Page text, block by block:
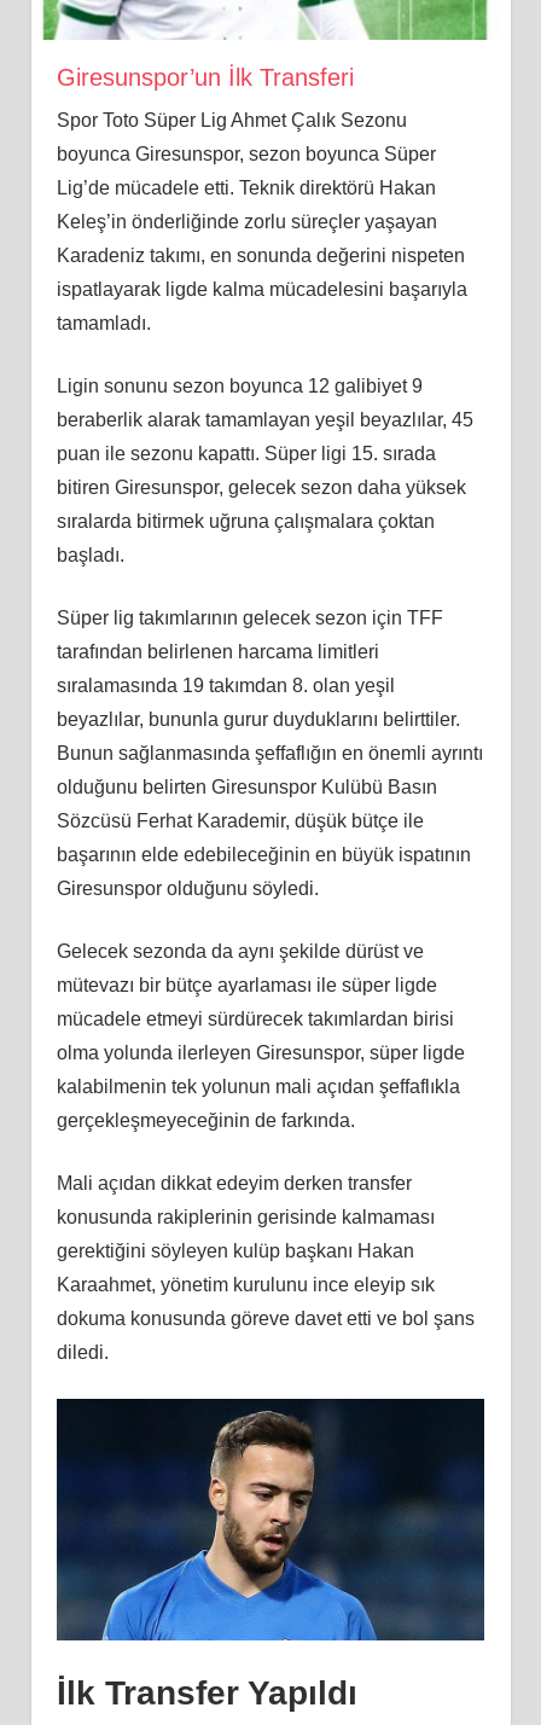
Giresunspor’un İlk Transferi
Spor Toto Süper Lig Ahmet Çalık Sezonu
boyunca Giresunspor, sezon boyunca Süper
Lig’de mücadele etti. Teknik direktörü Hakan
Keleş’in önderliğinde zorlu süreçler yaşayan
Karadeniz takımı, en sonunda değerini nispeten
ispatlayarak ligde kalma mücadelesini başarıyla
tamamladı.
Ligin sonunu sezon boyunca 12 galibiyet 9
beraberlik alarak tamamlayan yeşil beyazlılar, 45
puan ile sezonu kapattı. Süper ligi 15. sırada
bitiren Giresunspor, gelecek sezon daha yüksek
sıralarda bitirmek uğruna çalışmalara çoktan
başladı.
Süper lig takımlarının gelecek sezon için TFF
tarafından belirlenen harcama limitleri
sıralamasında 19 takımdan 8. olan yeşil
beyazlılar, bununla gurur duyduklarını belirttiler.
Bunun sağlanmasında şeffaflığın en önemli ayrıntı
olduğunu belirten Giresunspor Kulübü Basın
Sözcüsü Ferhat Karademir, düşük bütçe ile
başarının elde edebileceğinin en büyük ispatının
Giresunspor olduğunu söyledi.
Gelecek sezonda da aynı şekilde dürüst ve
mütevazı bir bütçe ayarlaması ile süper ligde
mücadele etmeyi sürdürecek takımlardan birisi
olma yolunda ilerleyen Giresunspor, süper ligde
kalabilmenin tek yolunun mali açıdan şeffaflıkla
gerçekleşmeyeceğinin de farkında.
Mali açıdan dikkat edeyim derken transfer
konusunda rakiplerinin gerisinde kalmaması
gerektiğini söyleyen kulüp başkanı Hakan
Karaahmet, yönetim kurulunu ince eleyip sık
dokuma konusunda göreve davet etti ve bol şans
diledi.
İlk Transfer Yapıldı